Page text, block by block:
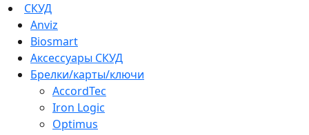
СКУД
Anviz
Biosmart
Аксессуары СКУД
Брелки/карты/ключи
AccordTec
Iron Logic
Optimus